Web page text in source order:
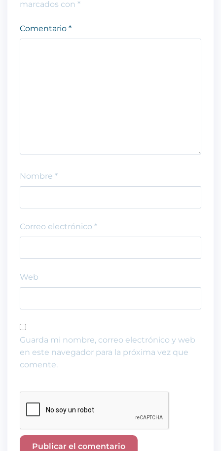
marcados con *
Comentario *
Nombre *
Correo electrónico *
Web
Guarda mi nombre, correo electrónico y web
en este navegador para la próxima vez que
comente.